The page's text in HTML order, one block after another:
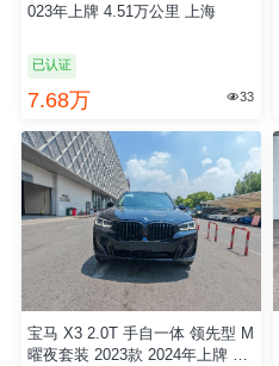
023年上牌 4.51万公里 上海
已认证
7.68万 33
宝马 X3 2.0T 手自一体 领先型 M
曜夜套装 2023款 2024年上牌 3.6